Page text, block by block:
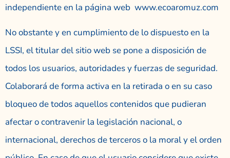
independiente en la página web www.ecoaromuz.com
No obstante y en cumplimiento de lo dispuesto en la
LSSI, el titular del sitio web se pone a disposición de
todos los usuarios, autoridades y fuerzas de seguridad.
Colaborará de forma activa en la retirada o en su caso
bloqueo de todos aquellos contenidos que pudieran
afectar o contravenir la legislación nacional, o
internacional, derechos de terceros o la moral y el orden